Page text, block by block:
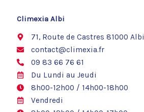
o
Climexia Albi
71, Route de Castres 81000 Albi
contact@climexia.fr
09 83 66 76 61
Du Lundi au Jeudi
8h00-12h00 / 14h00-18h00
Vendredi